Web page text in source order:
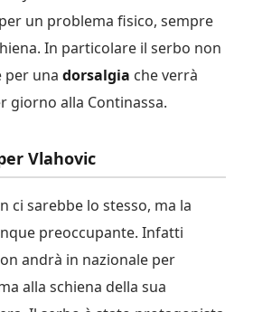
un problema fisico, sempre
In particolare il serbo non
per una dorsalgia che verrà
giorno alla Continassa.
Vlahovic
ci sarebbe lo stesso, ma la
preoccupante. Infatti
andrà in nazionale per
alla schiena della sua